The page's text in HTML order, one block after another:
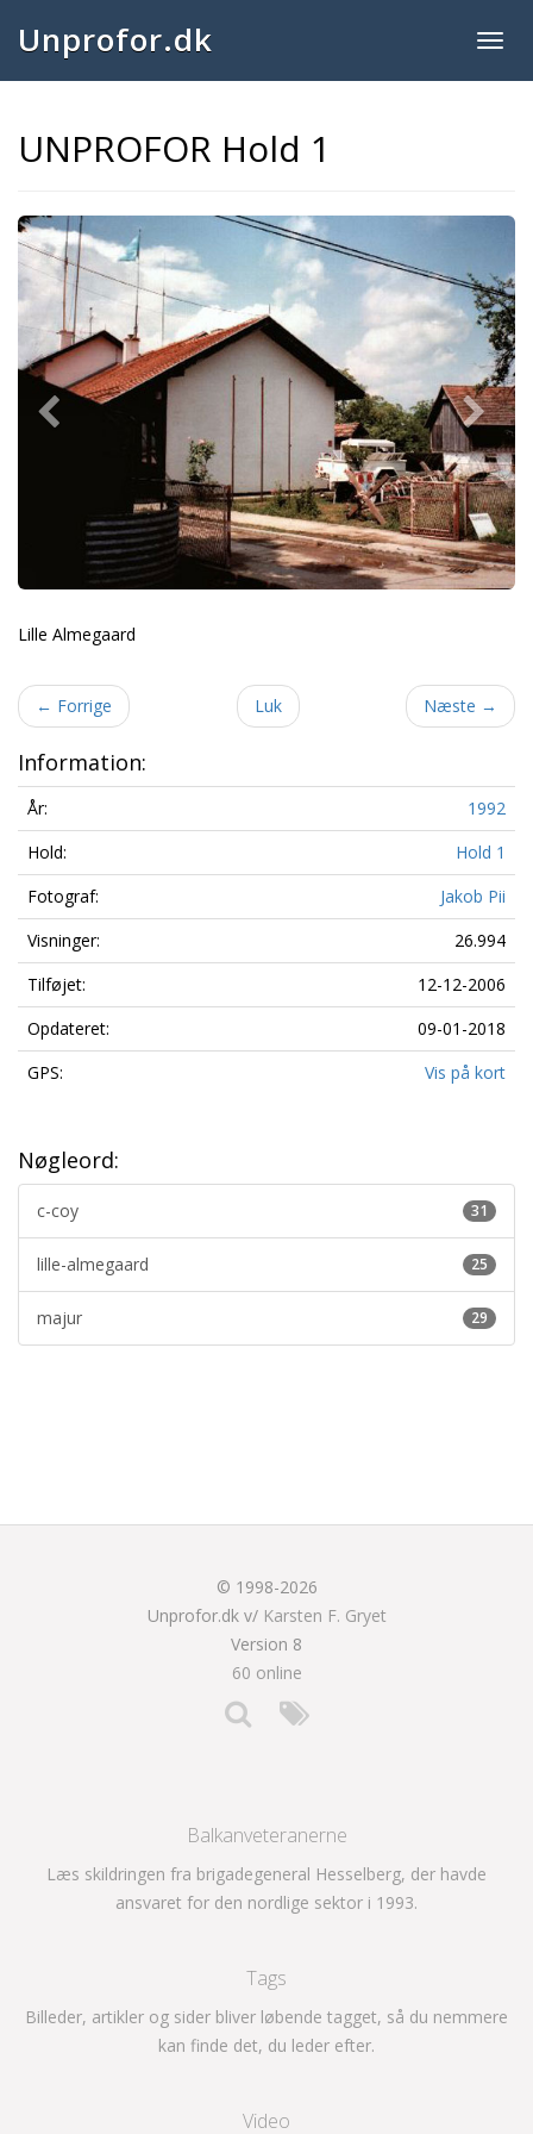
Unprofor.dk
UNPROFOR Hold 1
Previous
Lille Almegaard
← Forrige Luk Næste →
Information:
År:
1992
Hold:
Hold 1
Fotograf:
Jakob Pii
Visninger:
26.994
Tilføjet:
12-12-2006
Opdateret:
09-01-2018
GPS:
Vis på kort
Nøgleord:
31
c-coy
25
lille-almegaard
29
majur
© 1998-2026
Unprofor.dk v/ Karsten F. Gryet
Version 8
60 online
Balkanveteranerne
Læs skildringen fra brigadegeneral Hesselberg, der havde
ansvaret for den nordlige sektor i 1993.
Tags
Billeder, artikler og sider bliver løbende tagget, så du nemmere
kan finde det, du leder efter.
Video